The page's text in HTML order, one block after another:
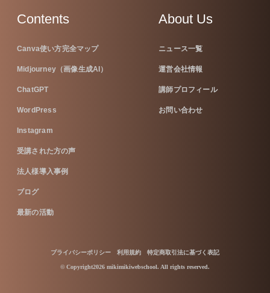
Contents
Canva使い方完全マップ
Midjourney（画像生成AI）
ChatGPT
WordPress
Instagram
受講された方の声
法人様導入事例
ブログ
最新の活動
About Us
ニュース一覧
運営会社情報
講師プロフィール
お問い合わせ
© Copyright2026 mikimikiwebschool. All rights reserved.
プライバシーポリシー 利用規約 特定商取引法に基づく表記